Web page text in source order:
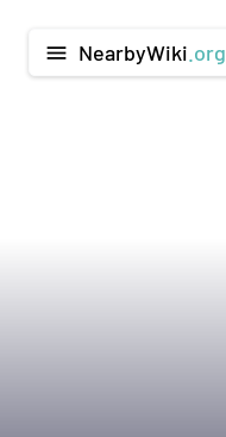
menu NearbyWiki .org